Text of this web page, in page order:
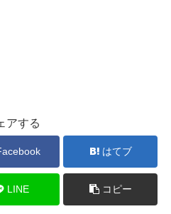
アする
はてブ
LINE コピー